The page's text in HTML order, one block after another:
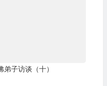
弟子访谈（十）